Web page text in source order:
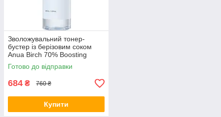
Зволожувальний тонер-
бустер із берізовим соком
Anua Birch 70% Boosting
Toner Moisture 250 мл
Готово до відправки
684 ₴ 760 ₴
Купити